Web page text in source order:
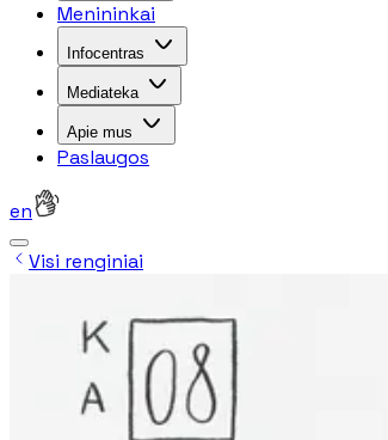
Menininkai
Infocentras
Mediateka
Apie mus
Paslaugos
en
Visi renginiai